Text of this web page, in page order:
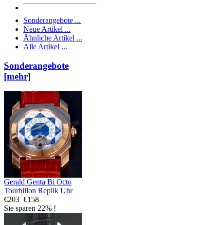
Sonderangebote ...
Neue Artikel ...
Ähnliche Artikel ...
Alle Artikel ...
Sonderangebote
[mehr]
Gerald Genta Bi Octo
Tourbillon Replik Uhr
€203 €158
Sie sparen 22% !